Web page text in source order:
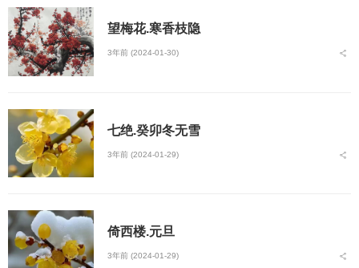
望梅花.寒香枝隐
3年前 (2024-01-30)
七绝.癸卯冬无雪
3年前 (2024-01-29)
倚西楼.元旦
3年前 (2024-01-29)